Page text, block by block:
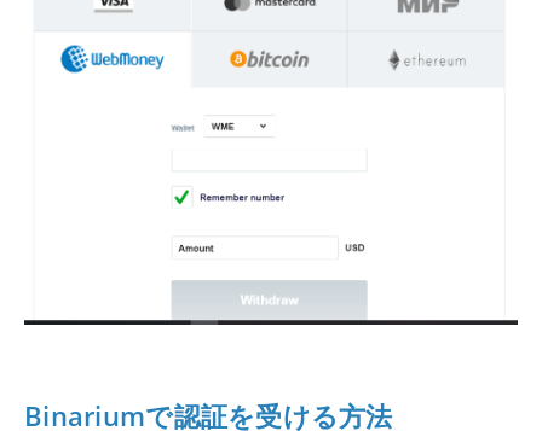
Binariumで認証を受ける方法